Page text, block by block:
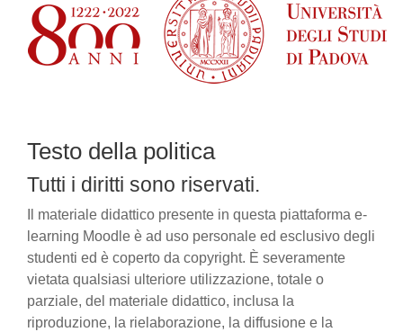
Testo della politica
Tutti i diritti sono riservati.
Il materiale didattico presente in questa piattaforma e-
learning Moodle è ad uso personale ed esclusivo degli
studenti ed è coperto da copyright. È severamente
vietata qualsiasi ulteriore utilizzazione, totale o
parziale, del materiale didattico, inclusa la
riproduzione, la rielaborazione, la diffusione e la